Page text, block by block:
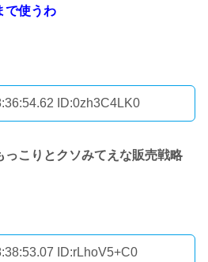
で使うわ
ID:0zh3C4LK0
っこりとクソみてえな販売戦略
ID:rLhoV5+C0